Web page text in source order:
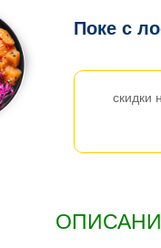
Поке с
скидки